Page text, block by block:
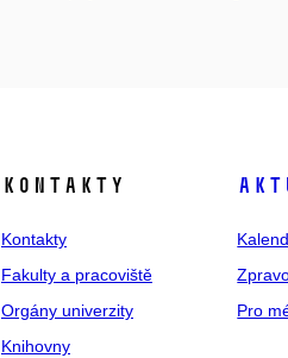
Kontakty
Kontakty
Fakulty a pracoviště
Orgány univerzity
Knihovny
Pro